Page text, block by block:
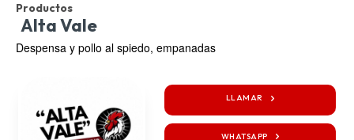
Productos
Alta Vale
Despensa y pollo al spiedo, empanadas
LLAMAR
WHATSAPP